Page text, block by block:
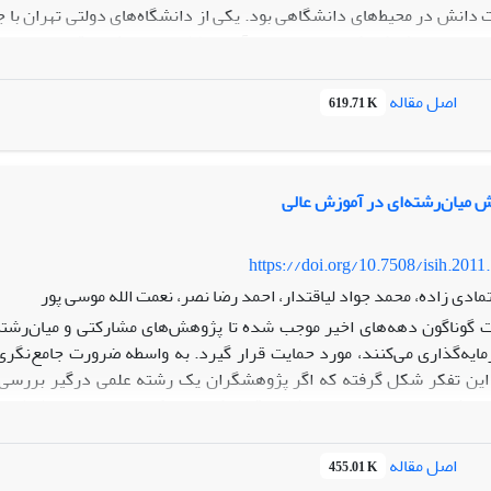
و تحلیل اطلاعات و شناسایی ابعاد مدیریت دانش استفاده شد. بر
تولید دانش (پژوهش)، به‌کارگیری دانش (خدمات اجتماعی) و
اصل مقاله 619.71 K
میان‌رشته‌ای در آموزش عالی
https://doi.org/10.7508/
زاده، محمد جواد لیاقتدار، احمد رضا نصر، نعمت الله موسی پور
گوناگون دهه‌های اخیر موجب شده تا پژوهش‌های مشارکتی و
می‌کنند، مورد حمایت قرار گیرد. به واسطه ضرورت
تفکر شکل گرفته که اگر پژوهشگران یک رشته علمی درگیر
رشته‌های علمی به ارائه طریق اقدام کنند، ممکن است بدون ملاحظه
آنها اقدام کنند. بر این ‌اساس، سیاست‌گذاران پژوهش به این
علمی مختلف صورت گیرد، ثانیاً پژوهشگران به صورت گروهی و در
راه‌حلی جامع و مورد توافق برای حل مسئله ارائه شود و در نهایت
اصل مقاله 455.01 K